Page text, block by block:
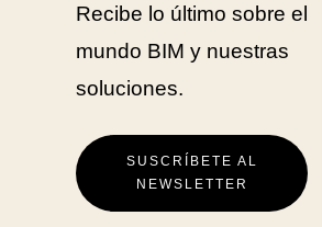
Recibe lo último sobre el
mundo BIM y nuestras
soluciones.
SUSCRÍBETE AL
NEWSLETTER